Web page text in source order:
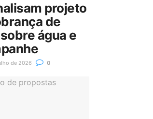
projeto
de
água e
de 2026 0